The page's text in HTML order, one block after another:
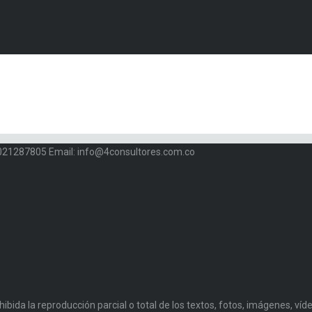
Email: info@4consultores.com.co
la reproducción parcial o total de los textos, fotos, imágenes,